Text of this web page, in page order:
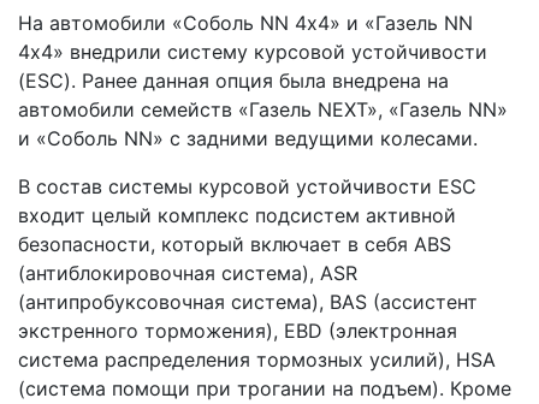
На автомобили «Соболь NN 4х4» и «Газель NN
4х4» внедрили систему курсовой устойчивости
(ESC). Ранее данная опция была внедрена на
автомобили семейств «Газель NEXT», «Газель NN»
и «Соболь NN» с задними ведущими колесами.
В состав системы курсовой устойчивости ESC
входит целый комплекс подсистем активной
безопасности, который включает в себя ABS
(антиблокировочная система), ASR
(антипробуксовочная система), BAS (ассистент
экстренного торможения), EBD (электронная
система распределения тормозных усилий), HSA
(система помощи при трогании на подъем). Кроме